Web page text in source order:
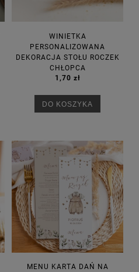
WINIETKA
PERSONALIZOWANA
DEKORACJA STOŁU ROCZEK
CHŁOPCA
1,70 zł
DO KOSZYKA
MENU KARTA DAŃ NA